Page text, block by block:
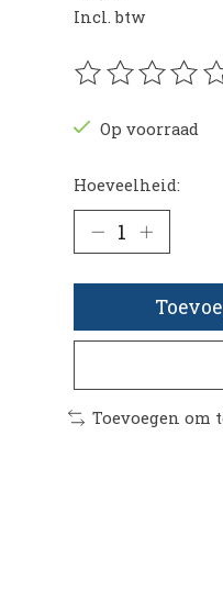
Incl. btw
De
Op voorraad
Hoeveelheid:
Toevoegen om